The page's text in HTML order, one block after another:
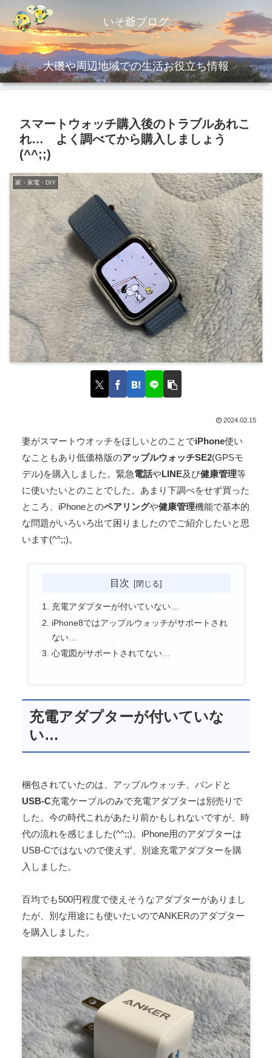
いそ爺ブログ
大磯や周辺地域での生活お役立ち情報
スマートウォッチ購入後のトラブルあれこ
れ… よく調べてから購入しましょう
(^^;;)
家・家電・DIY
2024.02.15
妻がスマートウオッチをほしいとのことでiPhone使い
なこともあり低価格版のアップルウォッチSE2(GPSモ
デル)を購入しました。緊急電話やLINE及び健康管理等
に使いたいとのことでした。あまり下調べをせず買った
ところ、iPhoneとのペアリングや健康管理機能で基本的
な問題がいろいろ出て困りましたのでご紹介したいと思
います(^^;;)。
目次
充電アダプターが付いていない…
iPhone8ではアップルウォッチがサポートされ
ない…
心電図がサポートされてない…
充電アダプターが付いていな
い…
梱包されていたのは、アップルウォッチ、バンドと
USB-C充電ケーブルのみで充電アダプターは別売りで
した。今の時代これがあたり前かもしれないですが、時
代の流れを感じました(^^;;)。iPhone用のアダプターは
USB-Cではないので使えず、別途充電アダプターを購
入しました。
百均でも500円程度で使えそうなアダプターがありまし
たが、別な用途にも使いたいのでANKERのアダプター
を購入しました。